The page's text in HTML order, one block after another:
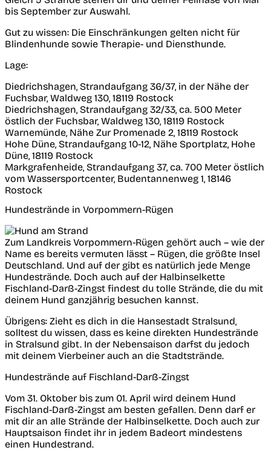
bis September zur Auswahl.
Gut zu wissen: Die Einschränkungen gelten nicht für
Blindenhunde sowie Therapie- und Diensthunde.
Lage:
Diedrichshagen, Strandaufgang 36/37, in der Nähe der
Fuchsbar, Waldweg 130, 18119 Rostock
Diedrichshagen, Strandaufgang 32/33, ca. 500 Meter
östlich der Fuchsbar, Waldweg 130, 18119 Rostock
Warnemünde, Nähe Zur Promenade 2, 18119 Rostock
Hohe Düne, Strandaufgang 10-12, Nähe Sportplatz, Hohe
Düne, 18119 Rostock
Markgrafenheide, Strandaufgang 37, ca. 700 Meter östlich
vom Wassersportcenter, Budentannenweg 1, 18146
Rostock
Hundestrände in Vorpommern-Rügen
Zum Landkreis Vorpommern-Rügen gehört auch – wie der
Name es bereits vermuten lässt – Rügen, die größte Insel
Deutschland. Und auf der gibt es natürlich jede Menge
Hundestrände. Doch auch auf der Halbinselkette
Fischland-Darß-Zingst findest du tolle Strände, die du mit
deinem Hund ganzjährig besuchen kannst.
Übrigens: Zieht es dich in die Hansestadt Stralsund,
solltest du wissen, dass es keine direkten Hundestrände
in Stralsund gibt. In der Nebensaison darfst du jedoch
mit deinem Vierbeiner auch an die Stadtstrände.
Hundestrände auf Fischland-Darß-Zingst
Vom 31. Oktober bis zum 01. April wird deinem Hund
Fischland-Darß-Zingst am besten gefallen. Denn darf er
mit dir an alle Strände der Halbinselkette. Doch auch zur
Hauptsaison findet ihr in jedem Badeort mindestens
einen Hundestrand.